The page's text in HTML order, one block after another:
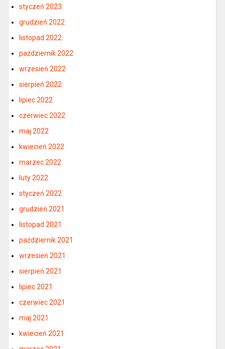
styczeń 2023
grudzień 2022
listopad 2022
październik 2022
wrzesień 2022
sierpień 2022
lipiec 2022
czerwiec 2022
maj 2022
kwiecień 2022
marzec 2022
luty 2022
styczeń 2022
grudzień 2021
listopad 2021
październik 2021
wrzesień 2021
sierpień 2021
lipiec 2021
czerwiec 2021
maj 2021
kwiecień 2021